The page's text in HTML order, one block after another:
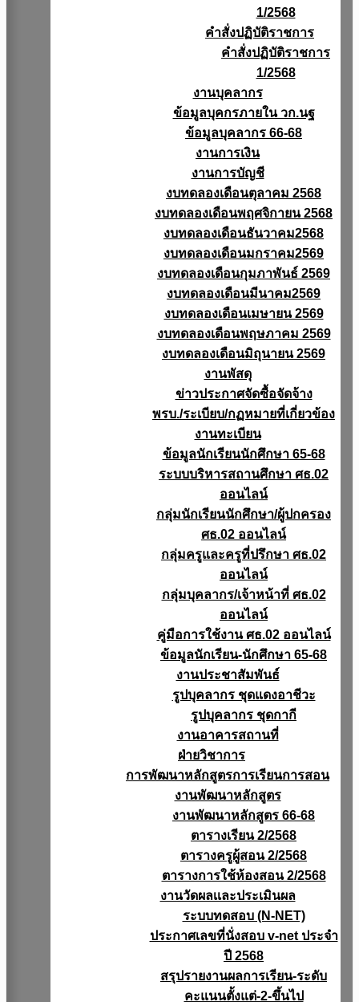
1/2568
คำสั่งปฏิบัติราชการ
คำสั่งปฏิบัติราชการ
1/2568
งานบุคลากร
ข้อมูลบุคกรภายใน วก.นฐ
ข้อมูลบุคลากร 66-68
งานการเงิน
งานการบัญชี
งบทดลองเดือนตุลาคม 2568
งบทดลองเดือนพฤศจิกายน 2568
งบทดลองเดือนธันวาคม2568
งบทดลองเดือนมกราคม2569
งบทดลองเดือนกุมภาพันธ์ 2569
งบทดลองเดือนมีนาคม2569
งบทดลองเดือนเมษายน 2569
งบทดลองเดือนพฤษภาคม 2569
งบทดลองเดือนมิถุนายน 2569
งานพัสดุ
ข่าวประกาศจัดซื้อจัดจ้าง
พรบ./ระเบียบ/กฏหมายที่เกี่ยวข้อง
งานทะเบียน
ข้อมูลนักเรียนนักศึกษา 65-68
ระบบบริหารสถานศึกษา ศธ.02
ออนไลน์
กลุ่มนักเรียนนักศึกษา/ผู้ปกครอง
ศธ.02 ออนไลน์
กลุ่มครูและครูที่ปรึกษา ศธ.02
ออนไลน์
กลุ่มบุคลากร/เจ้าหน้าที่ ศธ.02
ออนไลน์
คู่มือการใช้งาน ศธ.02 ออนไลน์
ข้อมูลนักเรียน-นักศึกษา 65-68
งานประชาสัมพันธ์
รูปบุคลากร ชุดแดงอาชีวะ
รูปบุคลากร ชุดกากี
งานอาคารสถานที่
ฝ่ายวิชาการ
การพัฒนาหลักสูตรการเรียนการสอน
งานพัฒนาหลักสูตร
งานพัฒนาหลักสูตร 66-68
ตารางเรียน 2/2568
ตารางครูผู้สอน 2/2568
ตารางการใช้ห้องสอน 2/2568
งานวัดผลเเละประเมินผล
ระบบทดสอบ (N-NET)
ประกาศเลขที่นั่งสอบ v-net ประจำ
ปี 2568
สรุปรายงานผลการเรียน-ระดับ
คะแนนตั้งแต่-2-ขึ้นไป